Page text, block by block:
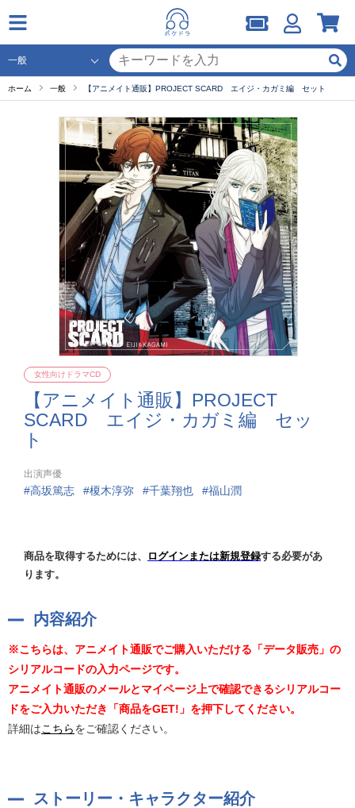
ホーム 一般 【アニメイト通販】PROJECT SCARD エイジ・カガミ編 セット
【アニメイト通販】PROJECT
SCARD エイジ・カガミ編 セッ
ト
女性向けドラマCD
出演声優
高坂篤志 榎木淳弥 千葉翔也 福山潤
商品を取得するためには、 ログインまたは新規登録する必要があ
ります。
内容紹介
※こちらは、アニメイト通販でご購入いただける「データ販売」の
シリアルコードの入力ページです。
アニメイト通販のメールとマイページ上で確認できるシリアルコー
ドをご入力いただき「商品をGET!」を押下してください。
詳細はこちらをご確認ください。
ストーリー・キャラクター紹介